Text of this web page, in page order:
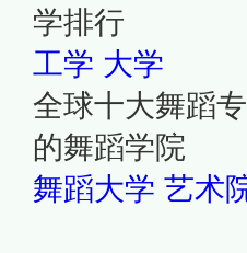
学排行
工学 大学
全球十大舞蹈
的舞蹈学院
舞蹈大学 艺术